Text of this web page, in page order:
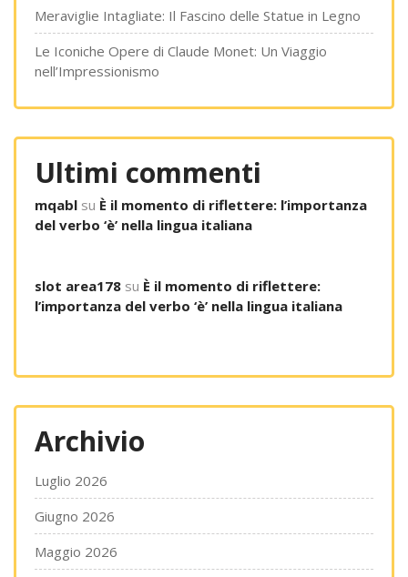
Meraviglie Intagliate: Il Fascino delle Statue in Legno
Le Iconiche Opere di Claude Monet: Un Viaggio
nell’Impressionismo
Ultimi commenti
mqabl su È il momento di riflettere: l’importanza
del verbo ‘è’ nella lingua italiana
slot area178 su È il momento di riflettere:
l’importanza del verbo ‘è’ nella lingua italiana
Archivio
Luglio 2026
Giugno 2026
Maggio 2026